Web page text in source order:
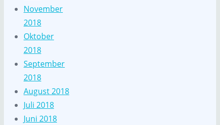
November
2018
Oktober
2018
September
2018
August 2018
Juli 2018
Juni 2018